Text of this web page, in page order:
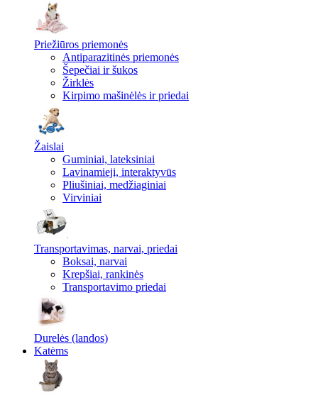
Priežiūros priemonės
Antiparazitinės priemonės
Šepečiai ir šukos
Žirklės
Kirpimo mašinėlės ir priedai
Žaislai
Guminiai, lateksiniai
Lavinamieji, interaktyvūs
Pliušiniai, medžiaginiai
Virviniai
Transportavimas, narvai, priedai
Boksai, narvai
Krepšiai, rankinės
Transportavimo priedai
Durelės (landos)
Katėms